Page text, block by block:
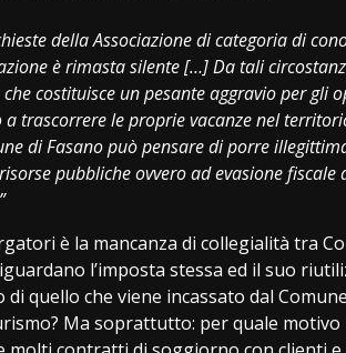
della Associazione di categoria di
è rimasta silente […] Da tali
costituisce un pesante aggravio per gli
trascorrere le proprie vacanze nel
di Fasano può pensare di porre
pubbliche ovvero ad evasione
è la mancanza di collegialità tra
l’imposta stessa ed il suo
quello che viene incassato dal
Ma soprattutto: per quale